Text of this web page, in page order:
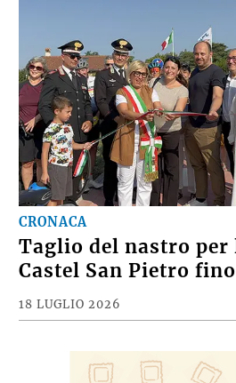
CRONACA
Taglio del nastro per
Castel San Pietro
18 LUGLIO 2026